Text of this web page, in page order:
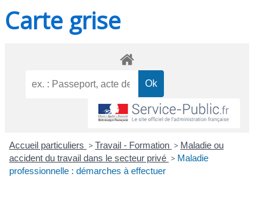
Carte grise
Accueil particuliers > Travail - Formation > Maladie ou
accident du travail dans le secteur privé > Maladie
professionnelle : démarches à effectuer